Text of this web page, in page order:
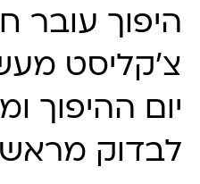
צ'קליסט
יום ההיפוך
לבדוק מראש